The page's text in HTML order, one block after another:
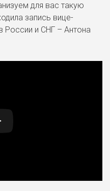
для вас такую
запись вице-
России и СНГ – Антона